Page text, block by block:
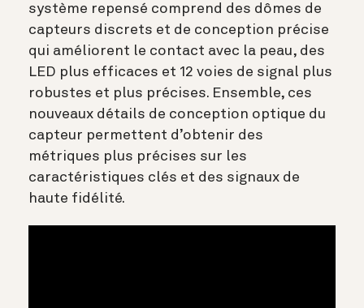
système repensé comprend des dômes de
capteurs discrets et de conception précise
qui améliorent le contact avec la peau, des
LED plus efficaces et 12 voies de signal plus
robustes et plus précises. Ensemble, ces
nouveaux détails de conception optique du
capteur permettent d’obtenir des
métriques plus précises sur les
caractéristiques clés et des signaux de
haute fidélité.